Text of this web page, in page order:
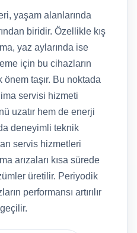
yaşam alanlarında
biridir. Özellikle kış
yaz aylarında ise
için bu cihazların
önem taşır. Bu noktada
servisi hizmeti
uzatır hem de enerji
deneyimli teknik
servis hizmetleri
arızaları kısa sürede
üretilir. Periyodik
performansı artırılır